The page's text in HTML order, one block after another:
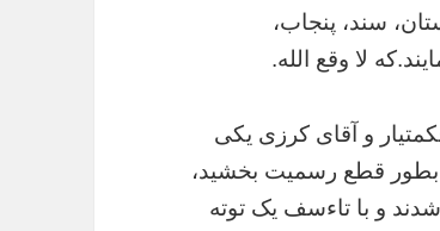
سند، پنجاب،
لا وقع الله.
و آقای کرزی یکی
بطور قطع رسمیت بخشید،
شدند و با تاءسف یک توته